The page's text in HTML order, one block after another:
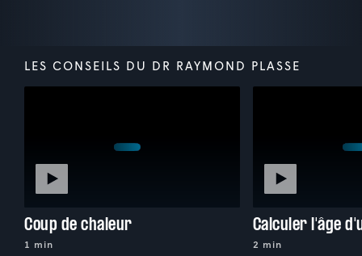
LES CONSEILS DU DR RAYMOND PLASSE
Coup de chaleur
1 min
Calculer l'âge
2 min